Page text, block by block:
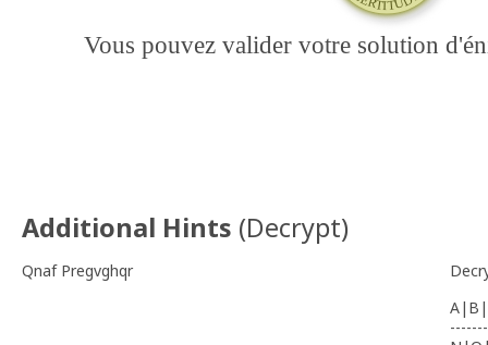
Vous pouvez valider votre solution
Additional Hints (Decrypt)
Qnaf Pregvghqr